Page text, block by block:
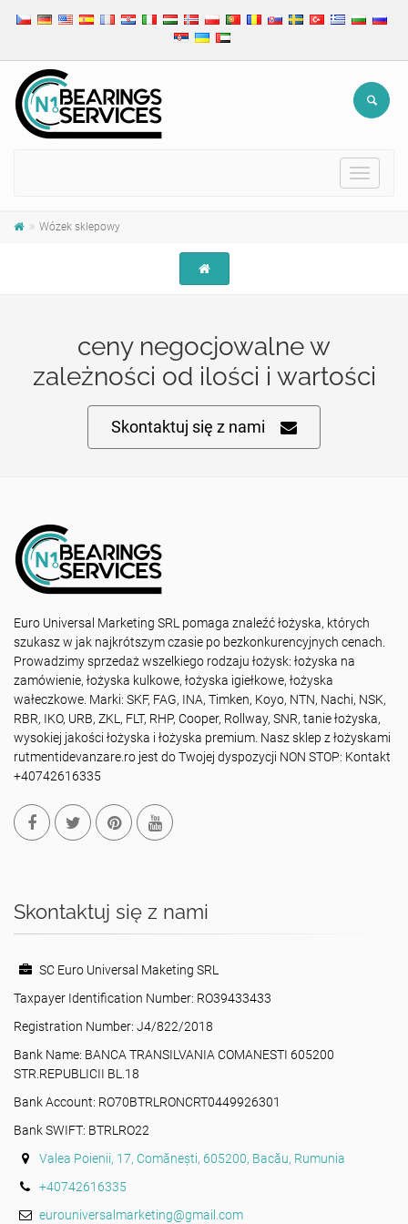
Toggle
Wózek sklepowy
ceny negocjowalne w
zależności od ilości i wartości
Skontaktuj się z nami
Euro Universal Marketing SRL pomaga znaleźć łożyska, których
szukasz w jak najkrótszym czasie po bezkonkurencyjnych cenach.
Prowadzimy sprzedaż wszelkiego rodzaju łożysk: łożyska na
zamówienie, łożyska kulkowe, łożyska igiełkowe, łożyska
wałeczkowe. Marki: SKF, FAG, INA, Timken, Koyo, NTN, Nachi, NSK,
RBR, IKO, URB, ZKL, FLT, RHP, Cooper, Rollway, SNR, tanie łożyska,
wysokiej jakości łożyska i łożyska premium. Nasz sklep z łożyskami
rutmentidevanzare.ro jest do Twojej dyspozycji NON STOP: Kontakt
+40742616335
Skontaktuj się z nami
SC Euro Universal Maketing SRL
Taxpayer Identification Number: RO39433433
Registration Number: J4/822/2018
Bank Name: BANCA TRANSILVANIA COMANESTI 605200
STR.REPUBLICII BL.18
Bank Account: RO70BTRLRONCRT0449926301
Bank SWIFT: BTRLRO22
Valea Poienii, 17, Comănești, 605200, Bacău, Rumunia
+40742616335
eurouniversalmarketing@gmail.com